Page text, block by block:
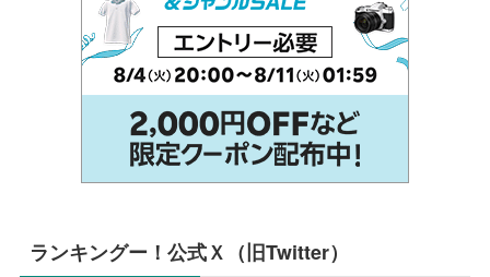
ランキングー！公式Ｘ（旧Twitter）